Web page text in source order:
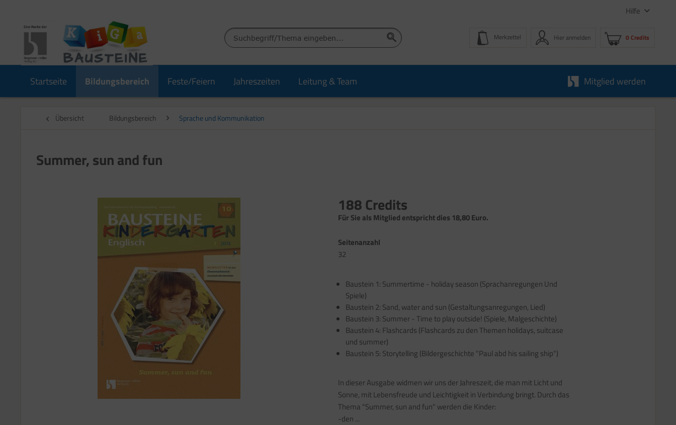
Hilfe
Merkzettel Hier anmelden 0 Credits
Startseite Bildungsbereich Feste/Feiern Jahreszeiten Leitung & Team Mitglied werden
Übersicht Bildungsbereich Sprache und Kommunikation
Summer, sun and fun
188 Credits
Für Sie als Mitglied entspricht dies 18,80 Euro.
Seitenanzahl
32
Baustein 1: Summertime - holiday season (Sprachanregungen Und
Spiele)
Baustein 2: Sand, water and sun (Gestaltungsanregungen, Lied)
Baustein 3: Summer - Time to play outside! (Spiele, Malgeschichte)
Baustein 4: Flashcards (Flashcards zu den Themen holidays, suitcase
und summer)
Baustein 5: Storytelling (Bildergeschichte "Paul abd his sailing ship")
In dieser Ausgabe widmen wir uns der Jahreszeit, die man mit Licht und
Sonne, mit Lebensfreude und Leichtigkeit in Verbindung bringt. Durch das
Thema "Summer, sun and fun" werden die Kinder:
-den ...